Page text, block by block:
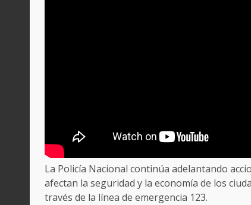
La Policía Nacional continúa adelantando
afectan la seguridad y la economía de los
través de la línea de emergencia 123.